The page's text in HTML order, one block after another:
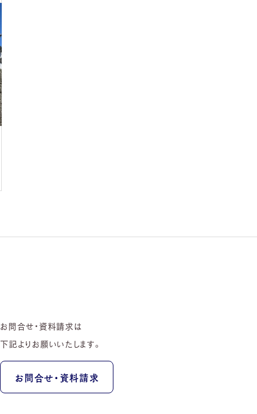
お問合せ・資料請求は
下記よりお願いいたします。
お問合せ・資料請求